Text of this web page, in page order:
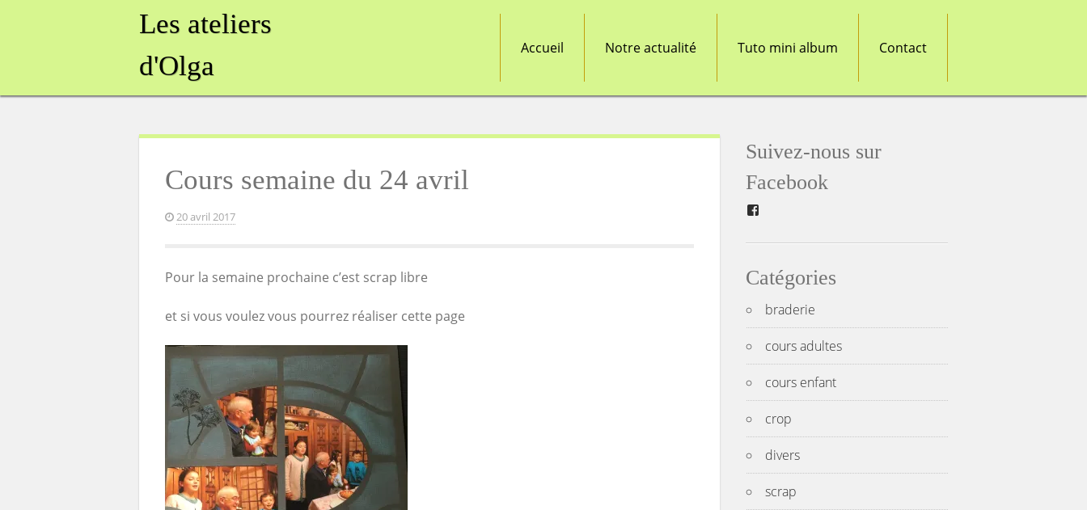
Les ateliers
d'Olga
Accueil Notre actualité Tuto mini album Contact
Cours semaine du 24 avril
20 avril 2017
Pour la semaine prochaine c’est scrap libre
et si vous voulez vous pourrez réaliser cette page
Suivez-nous sur
Facebook
Catégories
braderie
cours adultes
cours enfant
crop
divers
scrap